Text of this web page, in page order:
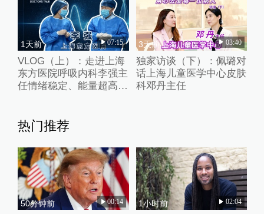
1天前 07:15
VLOG（上）：走进上海
东方医院呼吸内科李强主
任情绪稳定、能量超高的
3天前 03:40
独家访谈（下）：佩璐对
话上海儿童医学中心皮肤
科邓丹主任
热门推荐
50分钟前 00:14 1小时前 02:04